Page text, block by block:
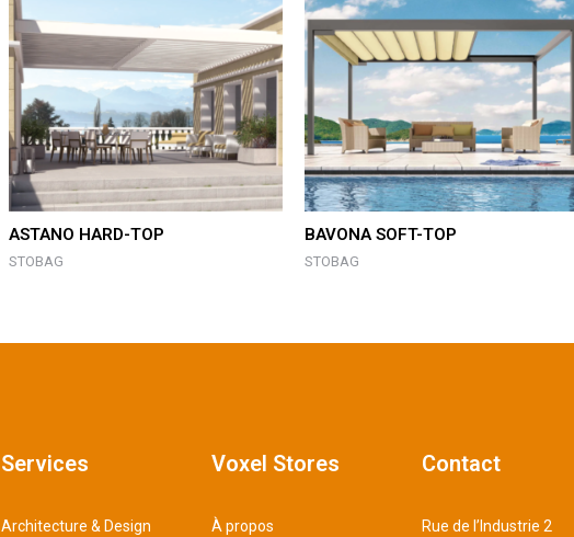
ASTANO HARD-TOP
STOBAG
BAVONA SOFT-TOP
STOBAG
Services
Architecture & Design
Voxel Stores
À propos
Contact
Rue de l’Industrie 2